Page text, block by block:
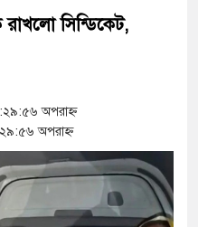
শুভসূচনা।
বিক্রিতে নিষেধাজ্ঞা
অত্যাচারের ছবি যেন আর তুলতে না
রাখলো সিন্ডিকেট,
অপরাহ্ন
অপরাহ্ন